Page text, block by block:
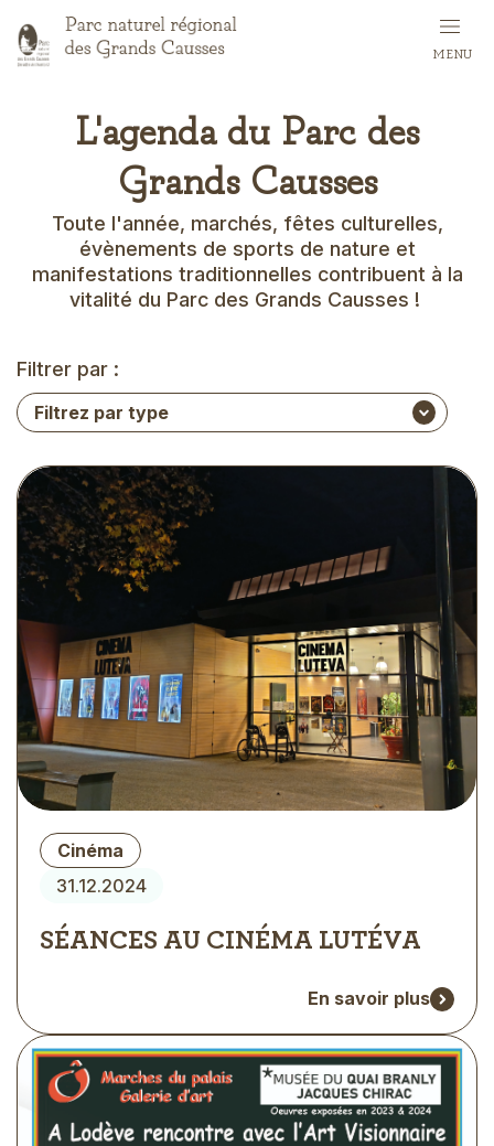
au
contenu
MENU
L'agenda du Parc des
Grands Causses
Toute l'année, marchés, fêtes culturelles,
évènements de sports de nature et
manifestations traditionnelles contribuent à la
vitalité du Parc des Grands Causses !
Filtrer par :
Visuel
31.12.2024
Type
d'évènement
Cinéma
SÉANCES AU CINÉMA LUTÉVA
En savoir plus
Visuel